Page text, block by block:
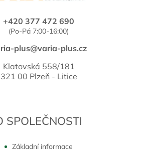
+420 377 472 690
(Po-Pá 7:00-16:00)
plus@varia-plus.cz
Klatovská 558/181
321 00 Plzeň - Litice
SPOLEČNOSTI
Základní informace